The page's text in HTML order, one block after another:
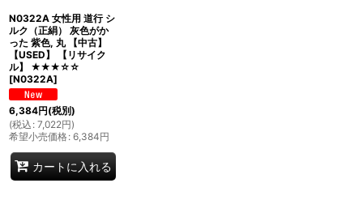
N0322A 女性用 道行 シ
ルク（正絹） 灰色がか
った 紫色, 丸 【中古】
【USED】 【リサイク
ル】 ★★★☆☆
[N0322A]
6,384円(税別)
(税込 : 7,022円)
希望小売価格: 6,384円
カートに入れる